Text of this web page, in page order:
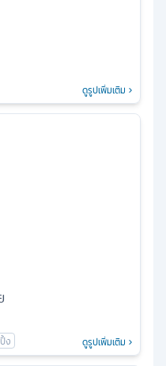
ดูรูปเพิ่มเติม
ดูรูปเพิ่มเติม